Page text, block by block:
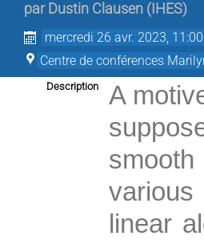
par Dustin Clausen ( IHES)
mercredi 26 avr. 2023, 11:00
Centre de conférences
Description
A
various
linear